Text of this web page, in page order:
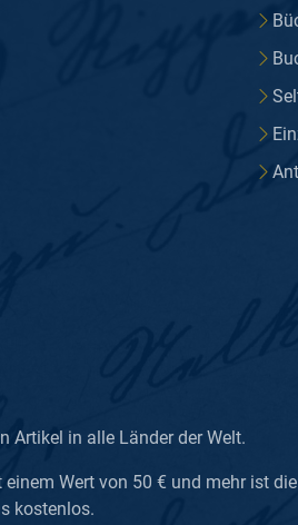
Artikel in alle Länder der Welt.
Wert von 50 € und mehr ist
kostenlos.